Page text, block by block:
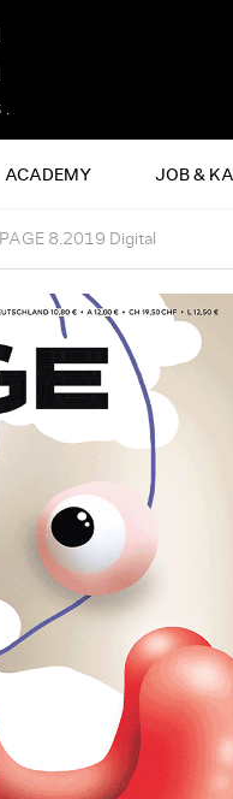
ACADEMY JOB &
PAGE 8.2019 Digital